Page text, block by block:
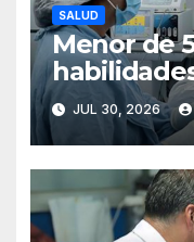
SALUD
Menor de
lenguaje
Hospital
del IMSS
JUL 30, 2026